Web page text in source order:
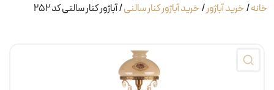
خانه/خرید آباژور/خرید آباژور کنار سالنی/ آباژور کنار سالنی کد ۲۵۲